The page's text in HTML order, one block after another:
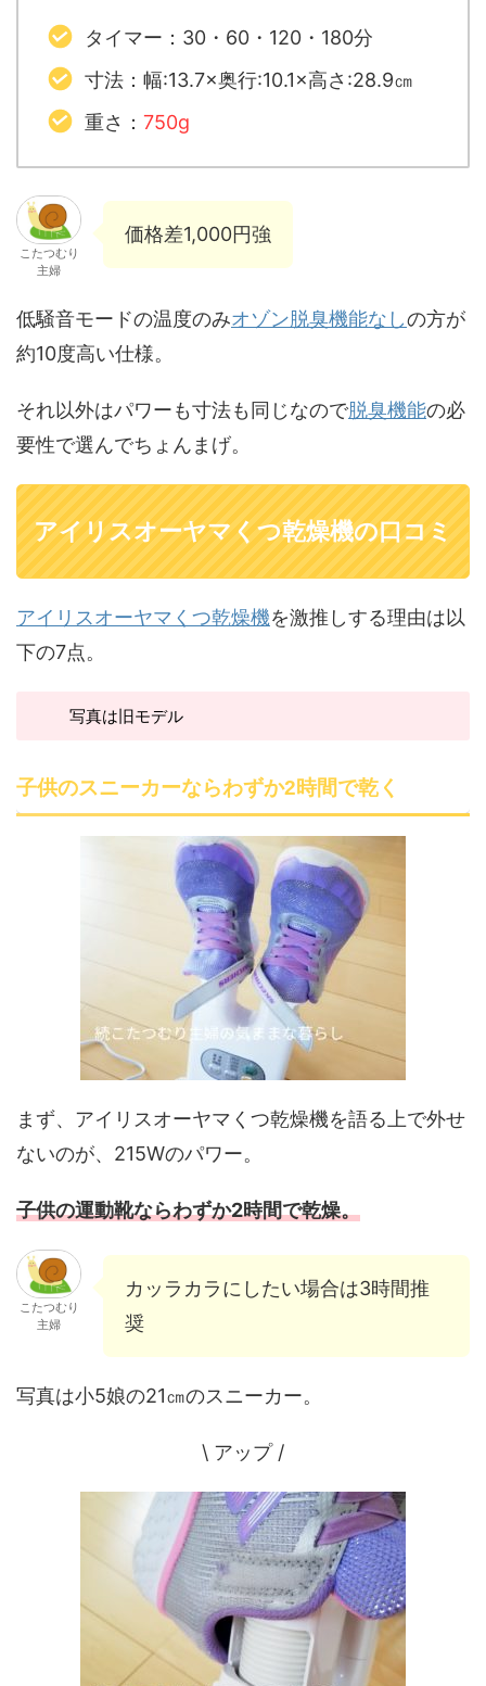
タイマー：30・60・120・180分
寸法：幅:13.7×奥行:10.1×高さ:28.9㎝
重さ： 750g
こたつむり
主婦
価格差1,000円強
低騒音モードの温度のみオゾン脱臭機能なしの方が
約10度高い仕様。
それ以外はパワーも寸法も同じなので脱臭機能の必
要性で選んでちょんまげ。
アイリスオーヤマくつ乾燥機の口コミ
アイリスオーヤマくつ乾燥機を激推しする理由は以
下の7点。
写真は旧モデル
子供のスニーカーならわずか2時間で乾く
まず、アイリスオーヤマくつ乾燥機を語る上で外せ
ないのが、215Wのパワー。
子供の運動靴ならわずか2時間で乾燥。
こたつむり
主婦
カッラカラにしたい場合は3時間推
奨
写真は小5娘の21㎝のスニーカー。
\ アップ /